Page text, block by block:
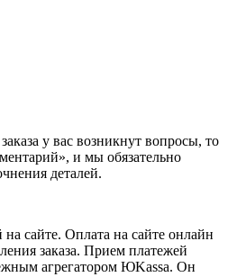
у вас возникнут вопросы, то
и мы обязательно
деталей.
на сайте. Оплата на сайте онлайн
заказа. Прием платежей
агрегатором ЮKassa. Он